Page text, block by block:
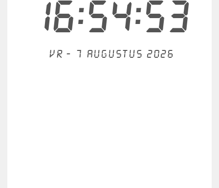
16:54:53
Vr - 7 augustus 2026